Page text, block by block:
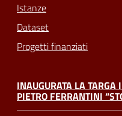
Istanze
Dataset
Progetti finanziati
INAUGURATA LA
PIETRO FERRANTINI